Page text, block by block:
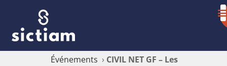
Événements › CIVIL NET GF – Les